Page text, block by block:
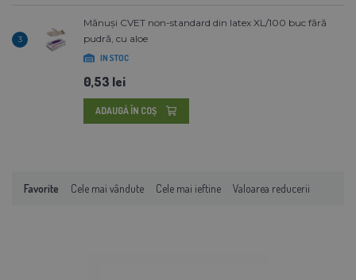
3
Mănuși CVET non-standard din latex XL/100 buc fără
pudră, cu aloe
IN STOC
0,53 lei
ADAUGĂ ÎN COŞ
Favorite Cele mai vândute Cele mai ieftine Valoarea reducerii